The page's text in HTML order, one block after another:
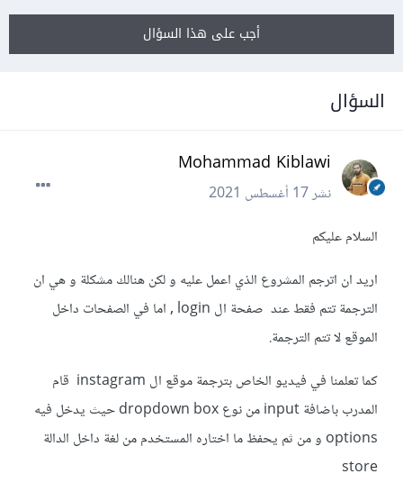
أجب على هذا السؤال
السؤال
Mohammad Kiblawi
نشر17 أغسطس 2021
السلام عليكم
اريد ان اترجم المشروع الذي اعمل عليه و لكن هنالك مشكلة و هي ان
الترجمة تتم فقط عند صفحة ال login , اما في الصفحات داخل
الموقع لا تتم الترجمة.
كما تعلمنا في فيديو الخاص بترجمة موقع ال instagram قام
المدرب باضافة input من نوع dropdown box حيث يدخل فيه
options و من ثم يحفظ ما اختاره المستخدم من لغة داخل الدالة
store